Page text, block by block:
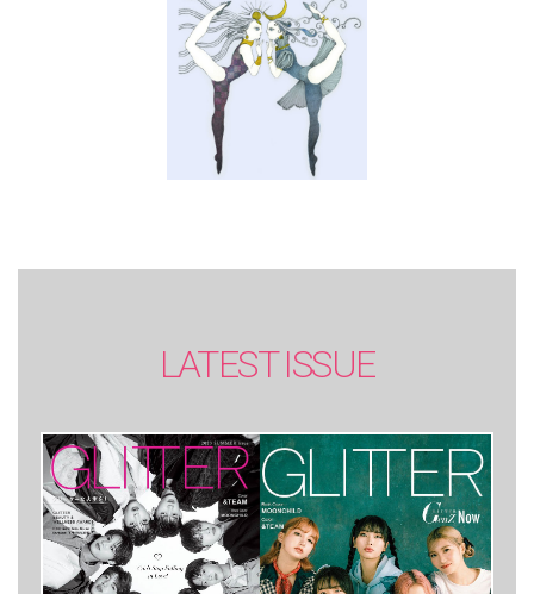
LATEST ISSUE